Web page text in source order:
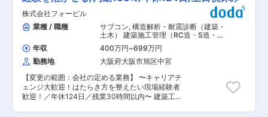
に携わってきました。 変更の範囲：会社の定める
業務
織で50代課長、70代・60代・30代のメンバーが
活躍しております。需要増への対応力強化を計画
しております。 ・案件エリアは広島県内がメイン
ですが、一部山口県、愛媛県、島根県もありま
す。案件の難易度を考慮して担当を決定しますの
で、ご入社後は難しくないものから担当頂く予定
です。 変更の範囲：会社の定める業務
ル点検／河川構造物点検／港湾・漁港施設点検な
ど ■対応エリア：山口、広島、岡山、四国（一部
大阪支店と業務分担） ■同社について： 同社
は、「海とその調和」をテーマとし、大いなる自
然と豊かな社会を求める人間との間に立ち、バラ
ンスや調和が図れる企業であることを目標にして
います。魚の気持ち：自らがフィールドに立ち、
自然の“息づかい”を感じ取れる感性を磨くこと。
人の気持ち：お客様に対して、コンシェルジュの
如く提案調査から対処対策まで総合的なサービス
が提供出来ること。どちらの気持ちも解るインタ
ープリター（半魚人）となることを同社は目指し
株式会社フォービル
業種 / 職種
サブコン, 構造解析・耐震診断（建築・
土木） 建築施工管理（RC造・S造・
SRC造）
年収 400万円~699万円
勤務地
大阪府大阪市旭区中宮
【変更の範囲：会社の定める業務】 〜キャリアチ
ェンジ大歓迎！はたらき方を整えたい現場経験者
歓迎！／年休124日／残業30時間以内〜 建築工